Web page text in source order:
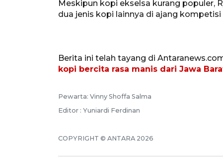
Meskipun kopi ekselsa kurang populer,
dua jenis kopi lainnya di ajang
Berita ini telah tayang di
kopi bercita rasa manis dari Jawa
Pewarta: Vinny Shoffa Salma
Editor : Yuniardi Ferdinan
COPYRIGHT © ANTARA 2026